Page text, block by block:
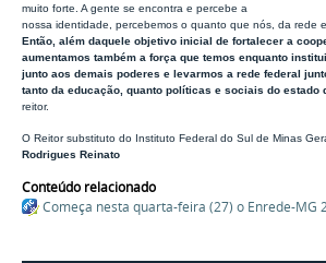
muito forte. A gente se encontra e percebe a
nossa identidade, percebemos o quanto que nós, da rede
Então, além daquele objetivo inicial de fortalecer a
aumentamos também a força que temos enquanto
junto aos demais poderes e levarmos a rede federal
tanto da educação, quanto políticas e sociais do estado
reitor.
O Reitor substituto do Instituto Federal do Sul de Minas
Rodrigues Reinato
Conteúdo relacionado
Começa nesta quarta-feira (27) o Enrede-MG